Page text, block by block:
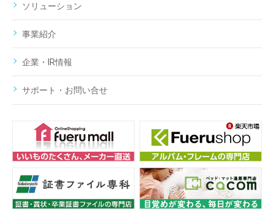
ソリューション
事業紹介
企業・IR情報
サポート・お問い合せ